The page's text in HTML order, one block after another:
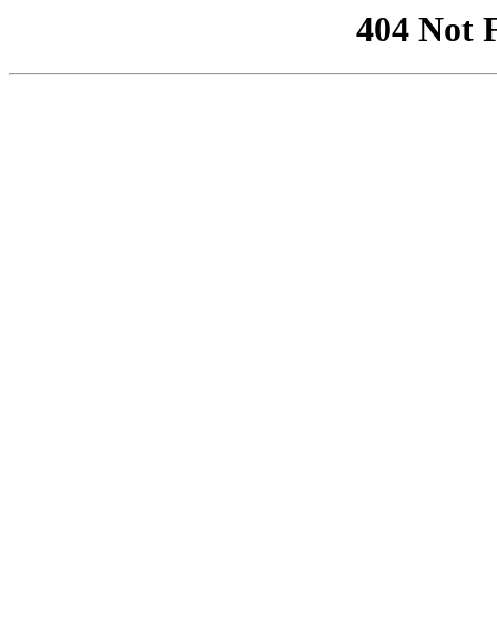
404 Not